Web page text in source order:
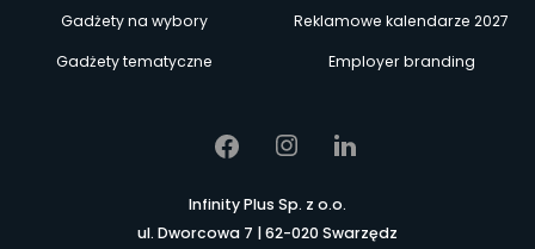
Gadżety na wybory
Reklamowe kalendarze 2027
Gadżety tematyczne
Employer branding
Infinity Plus Sp. z o.o.
ul. Dworcowa 7 | 62-020 Swarzędz